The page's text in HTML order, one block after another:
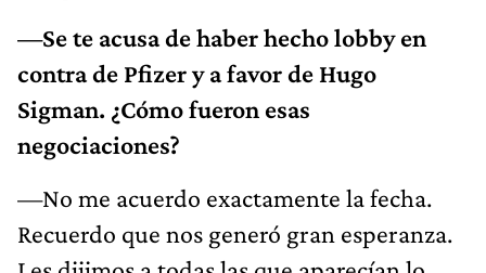
—Se te acusa de haber hecho lobby en
contra de Pfizer y a favor de Hugo
Sigman. ¿Cómo fueron esas
negociaciones?
—No me acuerdo exactamente la fecha.
Recuerdo que nos generó gran esperanza.